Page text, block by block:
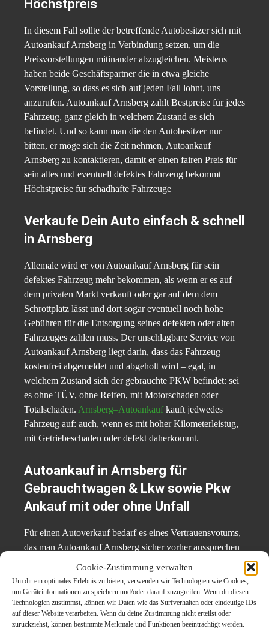
Cookie-Zustimmung verwalten
Um dir ein optimales Erlebnis zu bieten, verwenden wir Technologien wie Cookies,
um Geräteinformationen zu speichern und/oder darauf zuzugreifen. Wenn du diesen
Technologien zustimmst, können wir Daten wie das Surfverhalten oder eindeutige IDs
auf dieser Website verarbeiten. Wenn du deine Zustimmung nicht erteilst oder
zurückziehst, können bestimmte Merkmale und Funktionen beeinträchtigt werden.
Höchstpreis
In diesem Fall sollte der betreffende Autobesitzer sich mit
Autoankauf Arnsberg in Verbindung setzen, um die
Preisvorstellungen mitinander abzugleichen. Meistens
haben beide Geschäftspartner die in etwa gleiche
Vorstellung, so dass es sich auf jeden Fall lohnt, uns
anzurufen. Autoankauf Arnsberg zahlt Bestpreise für jedes
Fahrzeug, ganz gleich in welchem Zustand es sich
befindet. Und so kann man die den Autobesitzer nur
bitten, er möge sich die Zeit nehmen, Autoankauf
Arnsberg zu kontaktieren, damit er einen fairen Preis für
sein altes und eventuell defektes Fahrzeug bekommt
Höchstpreise für schadhafte Fahrzeuge
Verkaufe Dein Auto einfach & schnell
in Arnsberg
Allemale wird er von Autoankauf Arnsberg für sein
defektes Fahrzeug mehr bekommen, als wenn er es auf
dem privaten Markt verkauft oder gar auf dem dem
Schrottplatz lässt und dort sogar eventuell noch hohe
Gebühren für die Entsorgung seines defekten oder alten
Fahrzeuges zahlen muss. Der unschlagbare Service von
Autoankauf Arnsberg liegt darin, dass das Fahrzeug
kostenfrei abgemeldet und abgeholt wird – egal, in
welchem Zustand sich der gebrauchte PKW befindet: sei
es ohne TÜV, ohne Reifen, mit Motorschaden oder
Totalschaden. Arnsberg–Autoankaufkauft jedwedes
Fahrzeug auf: auch, wenn es mit hoher Kilometerleistug,
mit Getriebeschaden oder defekt daherkommt.
Autoankauf in Arnsberg für
Gebrauchtwagen & Lkw sowie Pkw
Ankauf mit oder ohne Unfall
Für einen Autoverkauf bedarf es eines Vertrauensvotums,
das man Autoankauf Arnsberg sicher vorher aussprechen
auf seriöser Basis Altfahrzeuge jeglicher Art an und leistet
dabei einen exzellenten Service mit dem kostenfreien
Abtransport und Abmelden der gebrauchten Autos.
Geschulte Mitarbeiter verladen das gebrauchte Auto in